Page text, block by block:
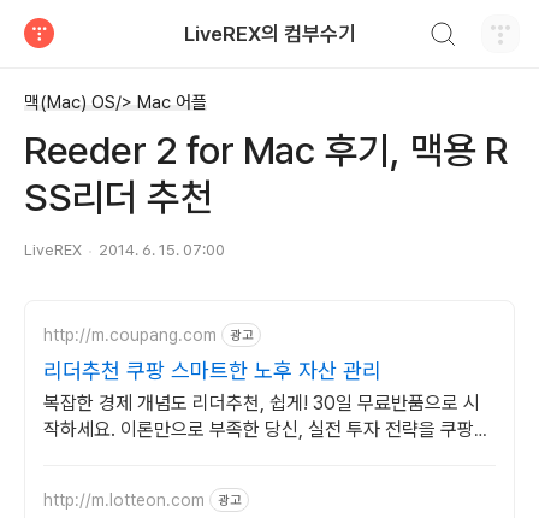
LiveREX의 컴부수기
맥(Mac) OS/> Mac 어플
Reeder 2 for Mac 후기, 맥용 R
SS리더 추천
LiveREX 2014. 6. 15. 07:00
http://m.coupang.com 광고
리더추천 쿠팡 스마트한 노후 자산 관리
복잡한 경제 개념도 리더추천, 쉽게! 30일 무료반품으로 시
작하세요. 이론만으로 부족한 당신, 실전 투자 전략을 쿠팡에
http://m.lotteon.com 광고